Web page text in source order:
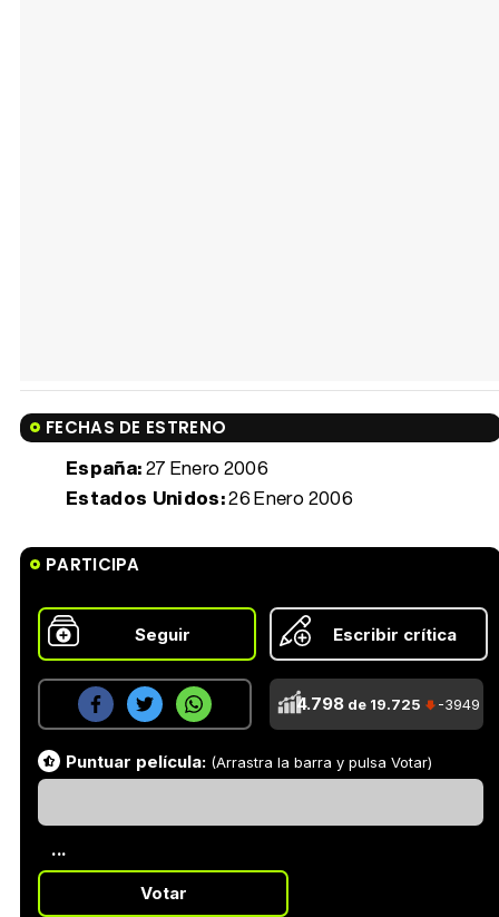
FECHAS DE ESTRENO
España:27 Enero 2006
Estados Unidos:26 Enero 2006
PARTICIPA
Seguir Escribir crítica
4.798de 19.725 -3949
Puntuar película: (Arrastra la barra y pulsa Votar)
...
Votar